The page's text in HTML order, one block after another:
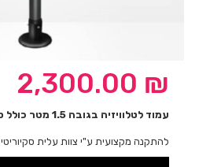
2,300.00 ₪
עמוד לטלוויזיה בגובה 1.5 מטר כולל סיבוב
להתקנה מקצועית ע"י צוות עלית סקיוריטי